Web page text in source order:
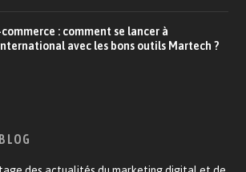
commerce : comment se lancer à
avec les bons outils Martech ?